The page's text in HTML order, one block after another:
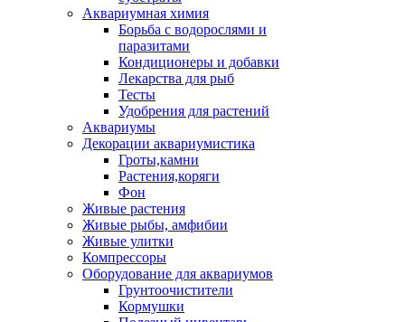
Аквариумная химия
Борьба с водорослями и
паразитами
Кондиционеры и добавки
Лекарства для рыб
Тесты
Удобрения для растений
Аквариумы
Декорации аквариумистика
Гроты,камни
Растения,коряги
Фон
Живые растения
Живые рыбы, амфибии
Живые улитки
Компрессоры
Оборудование для аквариумов
Грунтоочистители
Кормушки